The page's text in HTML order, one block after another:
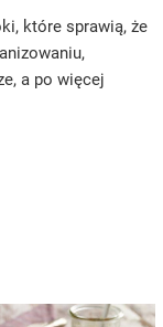
które sprawią, że
a po więcej